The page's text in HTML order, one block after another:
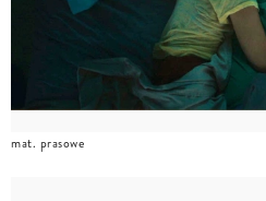
mat. prasowe